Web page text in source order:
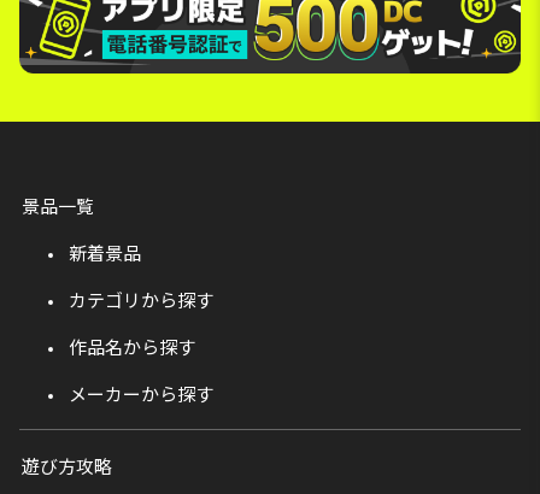
景品一覧
新着景品
カテゴリから探す
作品名から探す
メーカーから探す
遊び方攻略